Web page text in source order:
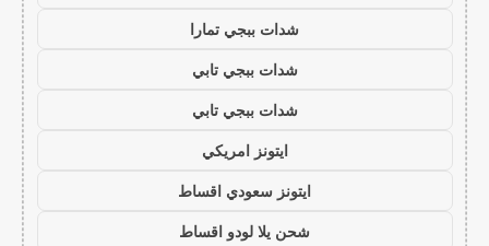
شدات ببجي تمارا
شدات ببجي تابي
شدات ببجي تابي
ايتونز امريكي
ايتونز سعودي اقساط
شحن يلا لودو اقساط